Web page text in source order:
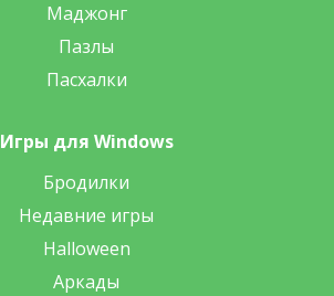
Маджонг
Пазлы
Пасхалки
Игры для Windows
Бродилки
Недавние игры
Halloween
Аркады